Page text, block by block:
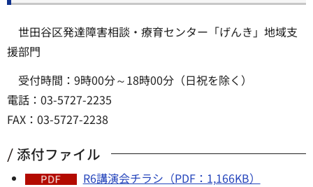
世田谷区発達障害相談・療育センター「げんき」地域支
援部門
受付時間：9時00分～18時00分（日祝を除く）
電話：03-5727-2235
FAX：03-5727-2238
添付ファイル
R6講演会チラシ（PDF：1,166KB）